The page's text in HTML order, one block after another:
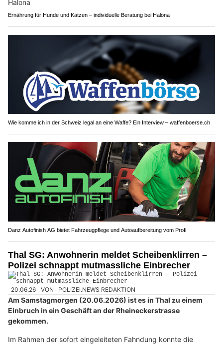
Ernährung für Hunde und Katzen – individuelle Beratung bei Halona
Wie komme ich in der Schweiz legal an eine Waffe? Ein Interview – waffenboerse.ch
Danz Autofinish AG bietet Fahrzeugpflege und Autoaufbereitung vom Profi
Thal SG: Anwohnerin meldet Scheibenklirren –
Polizei schnappt mutmassliche Einbrecher
20.06.26 VON POLIZEI.NEWS REDAKTION
Am Samstagmorgen (20.06.2026) ist es in Thal zu einem
Einbruch in ein Geschäft an der Rheineckerstrasse
gekommen.
Im Rahmen der sofort eingeleiteten Fahndung konnte die